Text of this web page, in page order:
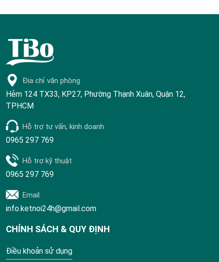
Địa chỉ văn phòng
Hẻm 124 TX33, KP27, Phường Thạnh Xuân, Quận 12,
TPHCM
Hỗ trợ tư vấn, kinh doanh
0965 297 769
Hỗ trợ kỹ thuật
0965 297 769
Email
info.ketnoi24h@gmail.com
CHÍNH SÁCH & QUY ĐỊNH
Điều khoản sử dụng